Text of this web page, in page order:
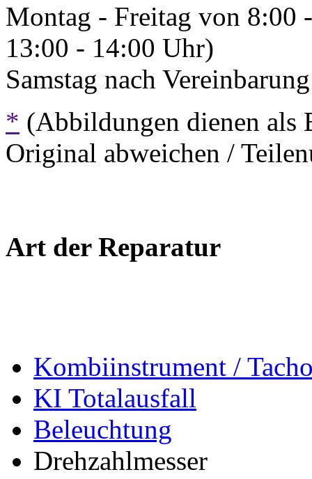
Montag - Freitag von 8:00
13:00 - 14:00 Uhr)
Samstag nach
* (Abbildungen dienen als
Original abweichen /
Art der Reparatur
Kombiinstrument /
KI Totalausfall
Beleuchtung
Drehzahlmesser